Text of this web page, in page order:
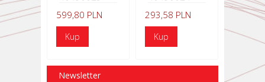
599,80 PLN
293,58 PLN
Newsletter